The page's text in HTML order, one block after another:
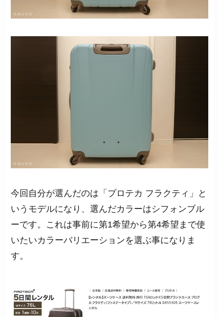
今回自分が選んだのは「プロテカ フラクティ」と
いうモデルになり、選んだカラーはシフォンブル
ーです。これは事前に第1希望から第4希望まで使
いたいカラーバリエーションを選ぶ事になりま
す。